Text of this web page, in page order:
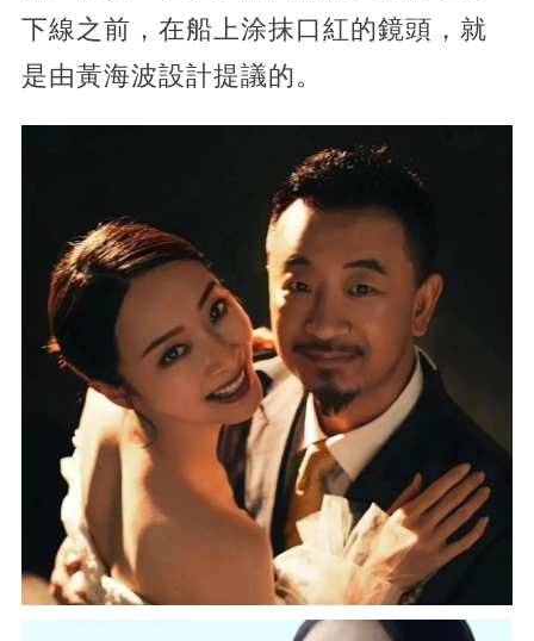
下線之前，在船上涂抹口紅的鏡頭，就
是由黃海波設計提議的。